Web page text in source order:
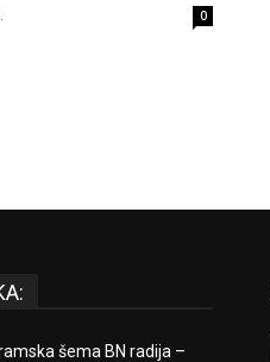
0
šema BN radija –